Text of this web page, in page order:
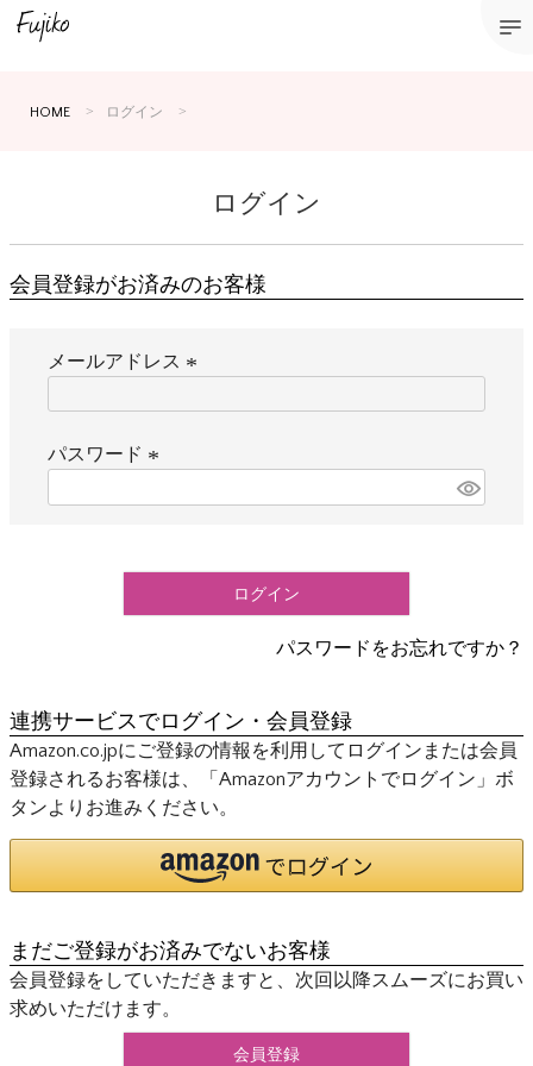
HOME ログイン
ログイン
会員登録がお済みのお客様
メールアドレス
パスワード
)
ログイン
パスワードをお忘れですか？
連携サービスでログイン・会員登録
Amazon.co.jpにご登録の情報を利用してログインまたは会員
登録されるお客様は、「Amazonアカウントでログイン」ボ
タンよりお進みください。
まだご登録がお済みでないお客様
会員登録をしていただきますと、次回以降スムーズにお買い
求めいただけます。
会員登録